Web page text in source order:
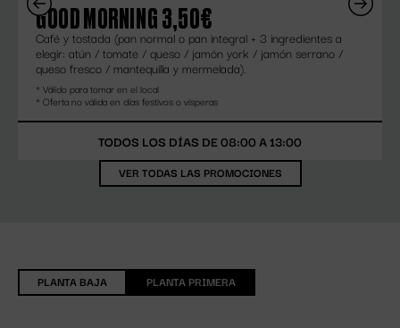
GOOD MORNING 3,50€
Café y tostada (pan normal o pan integral + 3 ingredientes a
elegir: atún / tomate / queso / jamón york / jamón serrano /
queso fresco / mantequilla y mermelada).
* Válido para tomar en el local
* Oferta no válida en días festivos o vísperas
TODOS LOS DÍAS DE 08:00 A 13:00
VER TODAS LAS PROMOCIONES
ESPACIOS
PLANTA BAJA PLANTA PRIMERA